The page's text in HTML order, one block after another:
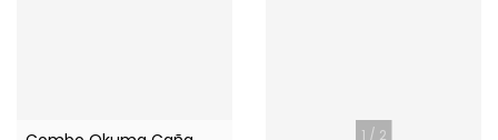
1 /3 1 / 2